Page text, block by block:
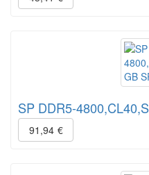
SP DDR5-
91,94 €